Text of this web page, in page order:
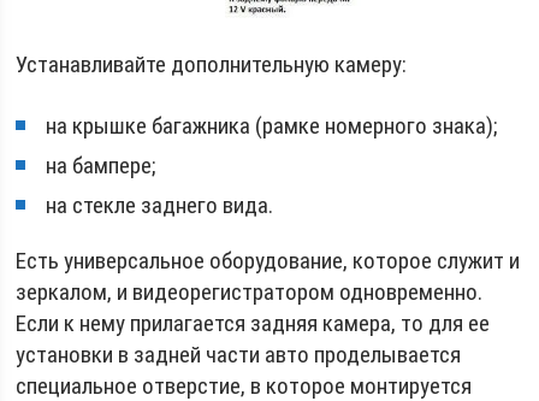
Устанавливайте дополнительную камеру:
на крышке багажника (рамке номерного знака);
на бампере;
на стекле заднего вида.
Есть универсальное оборудование, которое служит и
зеркалом, и видеорегистратором одновременно.
Если к нему прилагается задняя камера, то для ее
установки в задней части авто проделывается
специальное отверстие, в которое монтируется